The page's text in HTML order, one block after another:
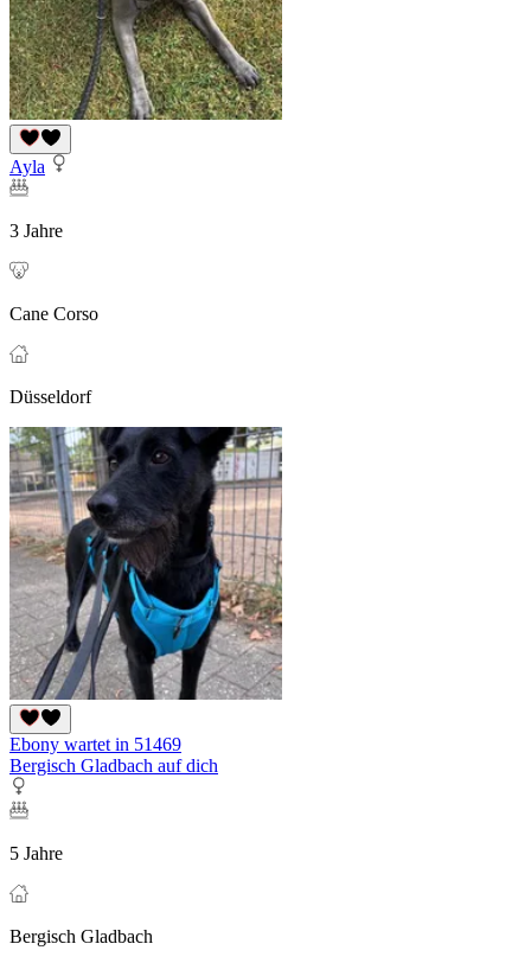
Ayla
3 Jahre
Cane Corso
Düsseldorf
Ebony wartet in 51469
Bergisch Gladbach auf dich
5 Jahre
Bergisch Gladbach